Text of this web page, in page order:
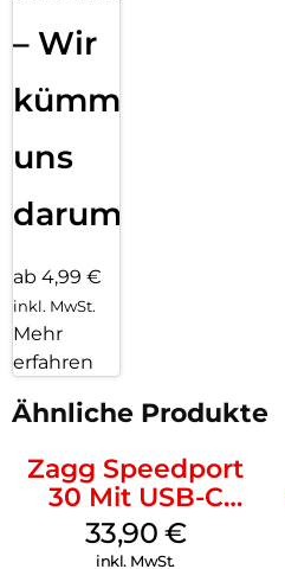
– Wir
kümmern
uns
darum!
ab 4,99 €
inkl. MwSt.
Mehr
erfahren
Ähnliche Produkte
Zagg Speedport
30 Mit USB-C
Kabel Weiß
33,90 €
inkl. MwSt.